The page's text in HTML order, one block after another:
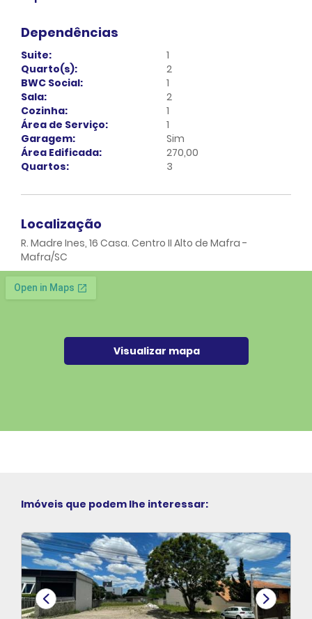
Dependências
Suite:
1
Quarto(s):
2
BWC Social:
1
Sala:
2
Cozinha:
1
Área de Serviço:
1
Garagem:
Sim
Área Edificada:
270,00
Quartos:
3
Localização
R. Madre Ines, 16 Casa. Centro II Alto de Mafra -
Mafra/SC
Visualizar mapa
Imóveis que podem lhe interessar: